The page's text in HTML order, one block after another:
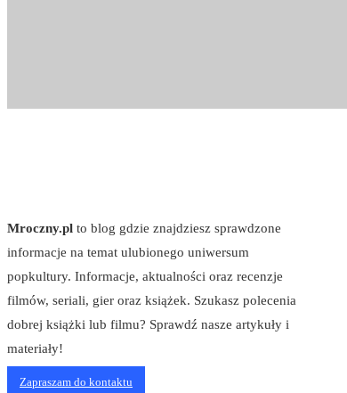
Mroczny.pl to blog gdzie znajdziesz sprawdzone
informacje na temat ulubionego uniwersum
popkultury. Informacje, aktualności oraz recenzje
filmów, seriali, gier oraz książek. Szukasz polecenia
dobrej książki lub filmu? Sprawdź nasze artykuły i
materiały!
Zapraszam do kontaktu